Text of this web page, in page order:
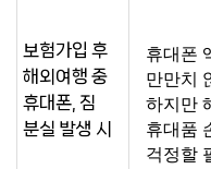
휴대폰
만만치
하지만
휴대품
걱정할
보험가입 후
해외여행 중
휴대폰, 짐
분실 발생 시